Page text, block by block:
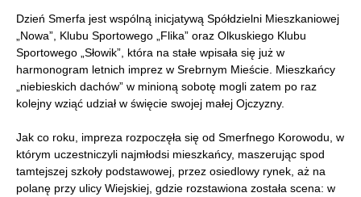
Dzień Smerfa jest wspólną inicjatywą Spółdzielni Mieszkaniowej
„Nowa”, Klubu Sportowego „Flika” oraz Olkuskiego Klubu
Sportowego „Słowik”, która na stałe wpisała się już w
harmonogram letnich imprez w Srebrnym Mieście. Mieszkańcy
„niebieskich dachów” w minioną sobotę mogli zatem po raz
kolejny wziąć udział w święcie swojej małej Ojczyzny.
Jak co roku, impreza rozpoczęła się od Smerfnego Korowodu, w
którym uczestniczyli najmłodsi mieszkańcy, maszerując spod
tamtejszej szkoły podstawowej, przez osiedlowy rynek, aż na
polanę przy ulicy Wiejskiej, gdzie rozstawiona została scena: w